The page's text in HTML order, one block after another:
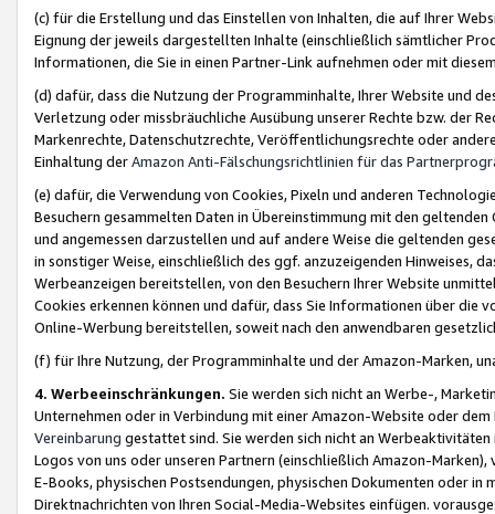
(c) für die Erstellung und das Einstellen von Inhalten, die auf Ihrer
Eignung der jeweils dargestellten Inhalte (einschließlich sämtlicher
Informationen, die Sie in einen Partner-Link aufnehmen oder mit
(d) dafür, dass die Nutzung der Programminhalte, Ihrer Website und
Verletzung oder missbräuchliche Ausübung unserer Rechte bzw. der
Markenrechte, Datenschutzrechte, Veröffentlichungsrechte oder
Einhaltung derAmazon Anti-Fälschungsrichtlinien für das
(e) dafür, die Verwendung von Cookies, Pixeln und anderen
Besuchern gesammelten Daten in Übereinstimmung mit den
und angemessen darzustellen und auf andere Weise die geltenden
in sonstiger Weise, einschließlich des ggf. anzuzeigenden Hinweises,
Werbeanzeigen bereitstellen, von den Besuchern Ihrer Website
Cookies erkennen können und dafür, dass Sie Informationen über die
Online-Werbung bereitstellen, soweit nach den anwendbaren
(f) für Ihre Nutzung, der Programminhalte und der Amazon-Marken,
4. Werbeeinschränkungen. Sie werden sich nicht an Werbe-,
Unternehmen oder in Verbindung mit einer Amazon-Website oder
Vereinbarung gestattet sind. Sie werden sich nicht an
Logos von uns oder unseren Partnern (einschließlich Amazon-
E-Books, physischen Postsendungen, physischen Dokumenten oder in
Direktnachrichten von Ihren Social-Media-Websites einfügen.